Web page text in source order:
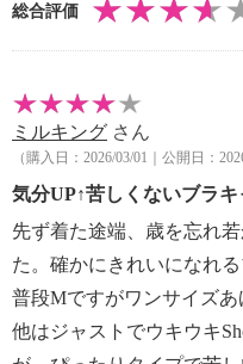
・洗濯機：可
・漂白処理：塩素系・酸
・自然乾燥：日陰の吊り
・アイロン仕上げ：不可
・ドライクリーニング：
【メンテナンス（ケアラ
・ネット使用
【その他】
【ブラジャー相当サイズ
・Ｓ：Ａ６５ Ｂ６５
・Ｍ：Ａ７０ Ｂ７０
総合評価
ミルキング さん
（購入日：2026/03/01｜公開日：
気分UP↑苦しくないブラキ
先ず着た途端、歳を忘れ
た。確かにきれいになれ
普段Mですがワンサイズあ
他はジャストでウキウキ